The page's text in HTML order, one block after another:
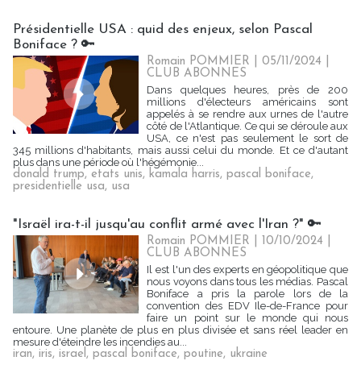
Présidentielle USA : quid des enjeux, selon Pascal
Boniface ? 🔑
Romain POMMIER | 05/11/2024
CLUB ABONNES
Dans quelques heures, près de 200
millions d'électeurs américains sont
appelés à se rendre aux urnes de l'autre
côté de l'Atlantique. Ce qui se déroule aux
USA, ce n'est pas seulement le sort de
345 millions d'habitants, mais aussi celui du monde. Et ce d'autant
plus dans une période où l'hégémonie...
donald trump, etats unis, kamala harris, pascal boniface,
presidentielle usa, usa
"Israël ira-t-il jusqu'au conflit armé avec l'Iran ?" 🔑
Romain POMMIER | 10/10/2024
CLUB ABONNES
Il est l'un des experts en géopolitique que
nous voyons dans tous les médias. Pascal
Boniface a pris la parole lors de la
convention des EDV Ile-de-France pour
faire un point sur le monde qui nous
entoure. Une planète de plus en plus divisée et sans réel leader en
mesure d'éteindre les incendies au...
iran, iris, israel, pascal boniface, poutine, ukraine